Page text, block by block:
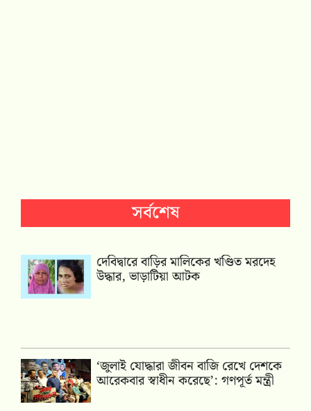
সর্বশেষ
দেবিদ্বারে বাড়ির মালিকের খণ্ডিত মরদেহ
উদ্ধার, ভাড়াটিয়া আটক
‘জুলাই যোদ্ধারা জীবন বাজি রেখে দেশকে
আরেকবার স্বাধীন করেছে’: গণপূর্ত মন্ত্রী